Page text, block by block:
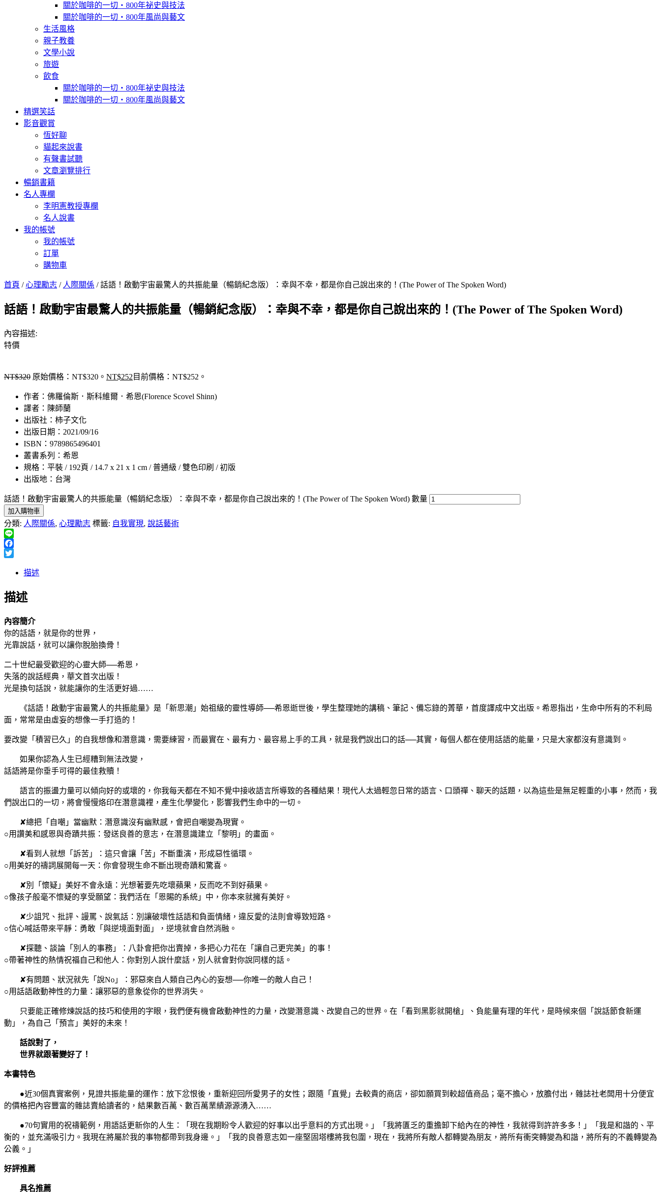
關於咖啡的一切‧800年祕史與技法
關於咖啡的一切‧800年風尚與藝文
生活風格
親子教養
文學小說
旅遊
飲食
關於咖啡的一切‧800年祕史與技法
關於咖啡的一切‧800年風尚與藝文
精選笑話
影音觀賞
恆好聊
貓起來說書
有聲書試聽
文章瀏覽排行
暢銷書籍
名人專欄
李明憲教授專欄
名人說書
我的帳號
我的帳號
訂單
購物車
首頁 /心理勵志 / 人際關係 / 話語！啟動宇宙最驚人的共振能量（暢銷紀念版）：幸與不幸，都是你自己說出來的！(The Power of The Spoken Word)
話語！啟動宇宙最驚人的共振能量（暢銷紀念版）：幸與不幸，都是你自己說出來的！(The Power of The Spoken Word)
內容描述:
特價
NT$320 原始價格：NT$320。 NT$252 目前價格：NT$252。
作者：佛羅倫斯．斯科維爾．希恩(Florence Scovel Shinn)
譯者：陳師蘭
出版社：柿子文化
出版日期：2021/09/16
ISBN：9789865496401
叢書系列：希恩
規格：平裝 / 192頁 / 14.7 x 21 x 1 cm / 普通級 / 雙色印刷 / 初版
出版地：台灣
話語！啟動宇宙最驚人的共振能量（暢銷紀念版）：幸與不幸，都是你自己說出來的！(The Power of The Spoken Word) 數量
加入購物車
分類: 人際關係, 心理勵志 標籤: 自我實現, 說話藝術
Line
Facebook
描述
描述
內容簡介
你的話語，就是你的世界，
光靠說話，就可以讓你脫胎換骨！
二十世紀最受歡迎的心靈大師──希恩，
失落的說話經典，華文首次出版！
光是換句話說，就能讓你的生活更好過……
《話語！啟動宇宙最驚人的共振能量》是「新思潮」始祖級的靈性導師──希恩逝世後，學生整理她的講稿、筆記、備忘錄的菁華，首度譯成中文出版。希恩指出，生命中所有的不利局
面，常常是由虛妄的想像一手打造的！
要改變「積習已久」的自我想像和潛意識，需要練習，而最實在、最有力、最容易上手的工具，就是我們說出口的話──其實，每個人都在使用話語的能量，只是大家都沒有意識到。
如果你認為人生已經糟到無法改變，
話語將是你垂手可得的最佳救贖！
語言的振盪力量可以傾向好的或壞的，你我每天都在不知不覺中接收語言所導致的各種結果！現代人太過輕忽日常的語言、口頭禪、聊天的話題，以為這些是無足輕重的小事，然而，我
們說出口的一切，將會慢慢烙印在潛意識裡，產生化學變化，影響我們生命中的一切。
✘總把「自嘲」當幽默：潛意識沒有幽默感，會把自嘲變為現實。
○用讚美和感恩與奇蹟共振：發送良善的意志，在潛意識建立「黎明」的畫面。
✘看到人就想「訴苦」：這只會讓「苦」不斷重演，形成惡性循環。
○用美好的禱詞展開每一天：你會發現生命不斷出現奇蹟和驚喜。
✘別「懷疑」美好不會永遠：光想著要先吃壞蘋果，反而吃不到好蘋果。
○像孩子般毫不懷疑的享受願望：我們活在「恩賜的系統」中，你本來就擁有美好。
✘少詛咒、批評、謾罵、說氣話：別讓破壞性話語和負面情緒，違反愛的法則會導致短路。
○信心喊話帶來平靜：勇敢「與逆境面對面」，逆境就會自然消融。
✘探聽、談論「別人的事務」：八卦會把你出賣掉，多把心力花在「讓自己更完美」的事！
○帶著神性的熱情祝福自己和他人：你對別人說什麼話，別人就會對你說同樣的話。
✘有問題、狀況就先「說No」：邪惡來自人類自己內心的妄想──你唯一的敵人自己！
○用話語啟動神性的力量：讓邪惡的意象從你的世界消失。
只要能正確修煉說話的技巧和使用的字眼，我們便有機會啟動神性的力量，改變潛意識、改變自己的世界。在「看到黑影就開槍」、負能量有理的年代，是時候來個「說話節食新運
動」，為自己「預言」美好的未來！
話說對了，
世界就跟著變好了！
本書特色
●近30個真實案例，見證共振能量的運作：放下忿恨後，重新迎回所愛男子的女性；跟隨「直覺」去較貴的商店，卻如願買到較超值商品；毫不擔心，放膽付出，雜誌社老闆用十分便宜
的價格把內容豐富的雜誌賣給讀者的，結果數百萬、數百萬業績源源湧入……
●70句實用的祝禱範例，用語話更新你的人生：「現在我期盼令人歡迎的好事以出乎意料的方式出現。」「我將匱乏的重擔卸下給內在的神性，我就得到許許多多！」「我是和諧的、平
衡的，並充滿吸引力。我現在將屬於我的事物都帶到我身邊。」「我的良善意志如一座堅固塔樓將我包圍，現在，我將所有敵人都轉變為朋友，將所有衝突轉變為和諧，將所有的不義轉變為
公義。」
好評推薦
具名推薦